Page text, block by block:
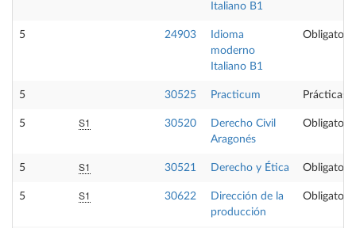
Italiano B1
5 24903
Idioma
moderno
Italiano B1
Obligatoria
5 30525 Practicum Prácticas
5 S1 30520
Derecho Civil
Aragonés
Obligatoria
5 S1 30521 Derecho y Ética Obligatoria
5 S1 30622
Dirección de la
producción
Obligatoria